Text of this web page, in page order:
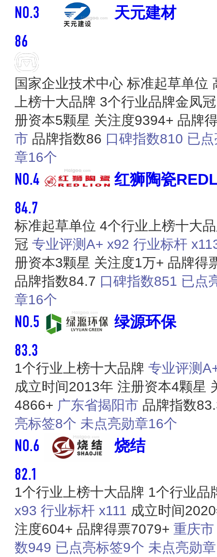
NO.3 天元建材
86
国家企业技术中心 标准起草单位
上榜十大品牌 3个行业品牌金凤冠
册资本5颗星 关注度9394+ 品牌
市 品牌指数86 口碑指数810 已
章16个
NO.4 红狮陶瓷
84.7
标准起草单位 4个行业上榜十大
冠 专业评测A+ x92 行业标杆
册资本3颗星 关注度1万+ 品牌得
品牌指数84.7 口碑指数851 已点
章16个
NO.5 绿源环保
83.3
1个行业上榜十大品牌 专业评测
成立时间2013年 注册资本4颗星
4866+ 广东省揭阳市 品牌指数
亮标签8个 未点亮勋章16个
NO.6 烧结
82.1
1个行业上榜十大品牌 1个行业品
x93 行业标杆 x111 成立时间
注度604+ 品牌得票7079+ 重庆市
数949 已点亮标签9个 未点亮勋